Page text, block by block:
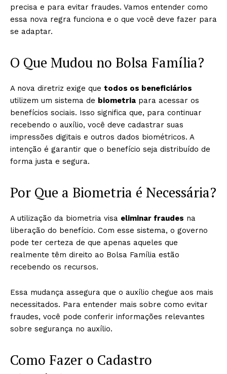
precisa e para evitar fraudes. Vamos entender como
essa nova regra funciona e o que você deve fazer para
se adaptar.
O Que Mudou no Bolsa Família?
A nova diretriz exige que todos os beneficiários
utilizem um sistema de biometria para acessar os
benefícios sociais. Isso significa que, para continuar
recebendo o auxílio, você deve cadastrar suas
impressões digitais e outros dados biométricos. A
intenção é garantir que o benefício seja distribuído de
forma justa e segura.
Por Que a Biometria é Necessária?
A utilização da biometria visa eliminar fraudes na
liberação do benefício. Com esse sistema, o governo
pode ter certeza de que apenas aqueles que
realmente têm direito ao Bolsa Família estão
recebendo os recursos.
Essa mudança assegura que o auxílio chegue aos mais
necessitados. Para entender mais sobre como evitar
fraudes, você pode conferir informações relevantes
sobre segurança no auxílio.
Como Fazer o Cadastro